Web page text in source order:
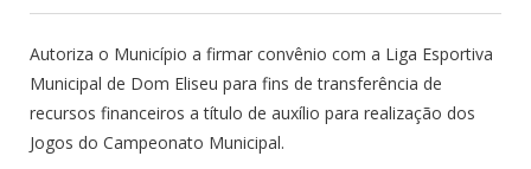
Autoriza o Município a firmar convênio com a Liga Esportiva
Municipal de Dom Eliseu para fins de transferência de
recursos financeiros a título de auxílio para realização dos
Jogos do Campeonato Municipal.